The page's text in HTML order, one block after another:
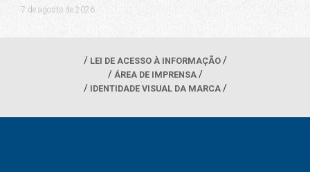
7 de agosto de 2026
LEI DE ACESSO À INFORMAÇÃO
ÁREA DE IMPRENSA
IDENTIDADE VISUAL DA MARCA